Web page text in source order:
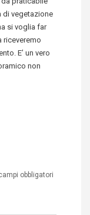
di vegetazione
si voglia far
riceveremo
E’ un vero
non
campi obbligatori